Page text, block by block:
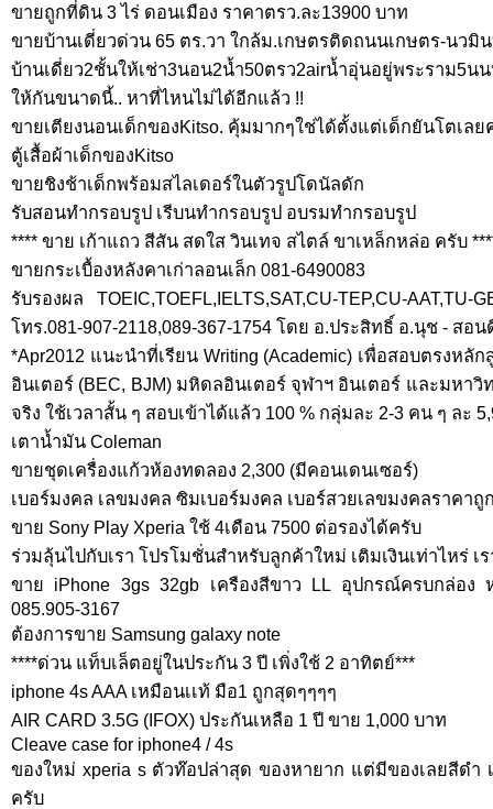
ขายถูกที่ดิน 3 ไร่ ดอนเมือง ราคาตรว.ละ13900 บาท
ขายบ้านเดี่ยวด่วน 65 ตร.วา ใกล้ม.เกษตรติดถนนเกษตร-นวมิ
บ้านเดี่ยว2ชั้นให้เช่า3นอน2น้ำ50ตรว2airน้ำอุ่นอยู่พระราม5น
ให้กันขนาดนี้.. หาที่ไหนไม่ได้อีกแล้ว !!
ขายเตียงนอนเด็กของKitso. คุ้มมากๆใช่ได้ตั้งแต่เด็กยันโตเลย
ตู้เสื้อผ้าเด็กของKitso
ขายชิงช้าเด็กพร้อมสไลเดอร์ในตัวรูปโดนัลดัก
รับสอนทำกรอบรูป เรีบนทำกรอบรูป อบรมทำกรอบรูป
**** ขาย เก้าแถว สีสัน สดใส วินเทจ สไตล์ ขาเหล็กหล่อ ครับ
ขายกระเบื้องหลังคาเก่าลอนเล็ก 081-6490083
รับรองผล TOEIC,TOEFL,IELTS,SAT,CU-TEP,CU-
โทร.081-907-2118,089-367-1754 โดย อ.ประสิทธิ์ อ.นุช - สอ
*Apr2012 แนะนำที่เรียน Writing (Academic) เพื่อสอบตรงห
อินเตอร์ (BEC, BJM) มหิดลอินเตอร์ จุฬาฯ อินเตอร์ และมหา
จริง ใช้เวลาสั้น ๆ สอบเข้าได้แล้ว 100 % กลุ่มละ 2-3 คน ๆ ละ
เตาน้ำมัน Coleman
ขายชุดเครื่องแก้วห้องทดลอง 2,300 (มีคอนเดนเซอร์)
เบอร์มงคล เลขมงคล ซิมเบอร์มงคล เบอร์สวยเลขมงคลราคาถู
ขาย Sony Play Xperia ใช้ 4เดือน 7500 ต่อรองได้ครับ
ร่วมลุ้นไปกับเรา โปรโมชั่นสำหรับลูกค้าใหม่ เติมเงินเท่าไหร่ เ
ขาย iPhone 3gs 32gb เครืองสีขาว LL อุปกรณ์ครบกล่อง
085.905-3167
ต้องการขาย Samsung galaxy note
****ด่วน แท็บเล็ตอยู่ในประกัน 3 ปี เพิ่งใช้ 2 อาทิตย์***
iphone 4s AAA เหมือนเเท้ มือ1 ถูกสุดๆๆๆๆ
AIR CARD 3.5G (IFOX) ประกันเหลือ 1 ปี ขาย 1,000 บาท
Cleave case for iphone4 / 4s
ของใหม่ xperia s ตัวท๊อปล่าสุด ของหายาก แต่มีของเลยสีดำ
ครับ